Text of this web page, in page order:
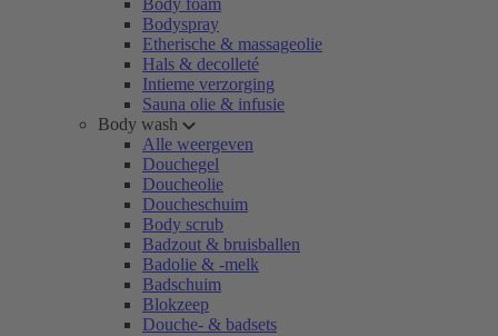
Body foam
Bodyspray
Etherische & massageolie
Hals & decolleté
Intieme verzorging
Sauna olie & infusie
Body wash
Alle weergeven
Douchegel
Doucheolie
Doucheschuim
Body scrub
Badzout & bruisballen
Badolie & -melk
Badschuim
Blokzeep
Douche- & badsets